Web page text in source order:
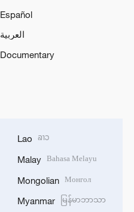
Español
العربية
Documentary
Lao ລາວ
Malay Bahasa Melayu
Mongolian Монгол
Myanmar မြန်မာဘာသာ